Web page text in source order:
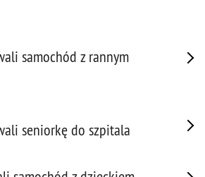
samochód z rannym
seniorkę do szpitala